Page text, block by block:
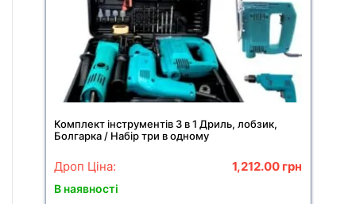
Комплект інструментів 3 в 1 Дриль, лобзик,
Болгарка / Набір три в одному
Дроп Ціна: 1,212.00 грн
В наявності